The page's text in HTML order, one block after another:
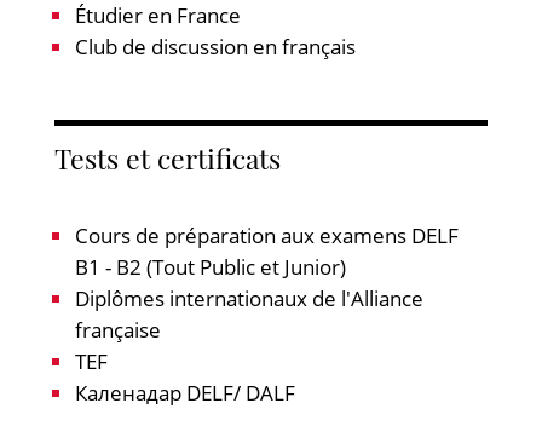
Étudier en France
Club de discussion en français
Tests et certificats
Cours de préparation aux examens DELF
B1 - B2 (Tout Public et Junior)
Diplômes internationaux de l'Alliance
française
TEF
Каленадар DELF/ DALF